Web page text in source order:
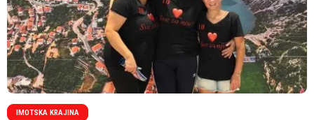
IMOTSKA KRAJINA